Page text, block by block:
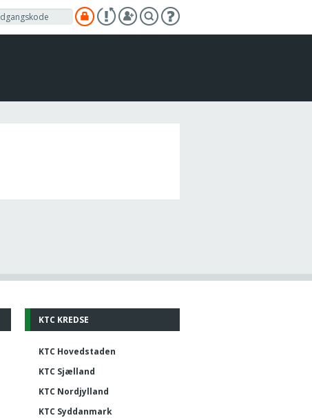
KTC KREDSE
KTC Hovedstaden
KTC Sjælland
KTC Nordjylland
KTC Syddanmark